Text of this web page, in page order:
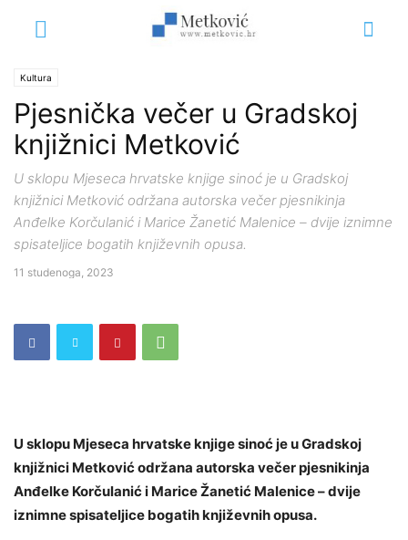
Kultura
Pjesnička večer u Gradskoj
knjižnici Metković
U sklopu Mjeseca hrvatske knjige sinoć je u Gradskoj
knjižnici Metković održana autorska večer pjesnikinja
Anđelke Korčulanić i Marice Žanetić Malenice – dvije iznimne
spisateljice bogatih književnih opusa.
11 studenoga, 2023
U sklopu Mjeseca hrvatske knjige sinoć je u Gradskoj
knjižnici Metković održana autorska večer pjesnikinja
Anđelke Korčulanić i Marice Žanetić Malenice – dvije
iznimne spisateljice bogatih književnih opusa.